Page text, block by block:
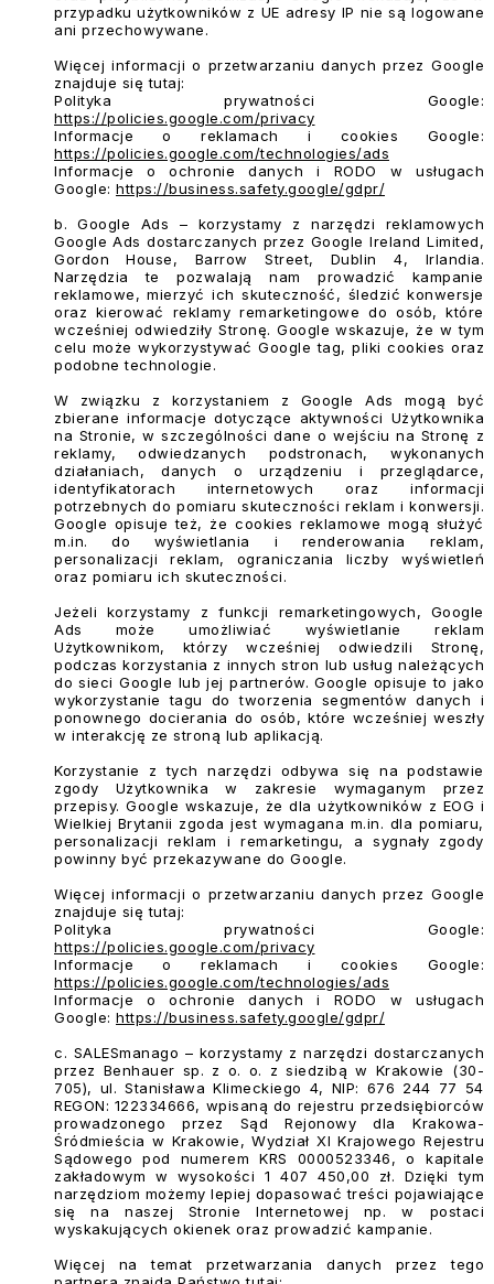
przypadku użytkowników z UE adresy IP nie są logowane
ani przechowywane.
Więcej informacji o przetwarzaniu danych przez Google
znajduje się tutaj:
Polityka prywatności Google:
https://policies.google.com/privacy
Informacje o reklamach i cookies Google:
https://policies.google.com/technologies/ads
Informacje o ochronie danych i RODO w usługach
Google: https://business.safety.google/gdpr/
b. Google Ads – korzystamy z narzędzi reklamowych
Google Ads dostarczanych przez Google Ireland Limited,
Gordon House, Barrow Street, Dublin 4, Irlandia.
Narzędzia te pozwalają nam prowadzić kampanie
reklamowe, mierzyć ich skuteczność, śledzić konwersje
oraz kierować reklamy remarketingowe do osób, które
wcześniej odwiedziły Stronę. Google wskazuje, że w tym
celu może wykorzystywać Google tag, pliki cookies oraz
podobne technologie.
W związku z korzystaniem z Google Ads mogą być
zbierane informacje dotyczące aktywności Użytkownika
na Stronie, w szczególności dane o wejściu na Stronę z
reklamy, odwiedzanych podstronach, wykonanych
działaniach, danych o urządzeniu i przeglądarce,
identyfikatorach internetowych oraz informacji
potrzebnych do pomiaru skuteczności reklam i konwersji.
Google opisuje też, że cookies reklamowe mogą służyć
m.in. do wyświetlania i renderowania reklam,
personalizacji reklam, ograniczania liczby wyświetleń
oraz pomiaru ich skuteczności.
Jeżeli korzystamy z funkcji remarketingowych, Google
Ads może umożliwiać wyświetlanie reklam
Użytkownikom, którzy wcześniej odwiedzili Stronę,
podczas korzystania z innych stron lub usług należących
do sieci Google lub jej partnerów. Google opisuje to jako
wykorzystanie tagu do tworzenia segmentów danych i
ponownego docierania do osób, które wcześniej weszły
w interakcję ze stroną lub aplikacją.
Korzystanie z tych narzędzi odbywa się na podstawie
zgody Użytkownika w zakresie wymaganym przez
przepisy. Google wskazuje, że dla użytkowników z EOG i
Wielkiej Brytanii zgoda jest wymagana m.in. dla pomiaru,
personalizacji reklam i remarketingu, a sygnały zgody
powinny być przekazywane do Google.
Więcej informacji o przetwarzaniu danych przez Google
znajduje się tutaj:
Polityka prywatności Google:
https://policies.google.com/privacy
Informacje o reklamach i cookies Google:
https://policies.google.com/technologies/ads
Informacje o ochronie danych i RODO w usługach
Google: https://business.safety.google/gdpr/
c. SALESmanago – korzystamy z narzędzi dostarczanych
przez Benhauer sp. z o. o. z siedzibą w Krakowie (30-
705), ul. Stanisława Klimeckiego 4, NIP: 676 244 77 54
REGON: 122334666, wpisaną do rejestru przedsiębiorców
prowadzonego przez Sąd Rejonowy dla Krakowa-
Śródmieścia w Krakowie, Wydział XI Krajowego Rejestru
Sądowego pod numerem KRS 0000523346, o kapitale
zakładowym w wysokości 1 407 450,00 zł. Dzięki tym
narzędziom możemy lepiej dopasować treści pojawiające
się na naszej Stronie Internetowej np. w postaci
wyskakujących okienek oraz prowadzić kampanie.
Więcej na temat przetwarzania danych przez tego